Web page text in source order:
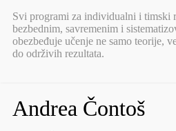
Svi programi za individualni i timski
bezbednim, savremenim i
obezbeđuje učenje ne samo teorije,
do održivih rezultata.
Andrea Čontoš